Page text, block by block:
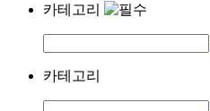
카테고리
카테고리